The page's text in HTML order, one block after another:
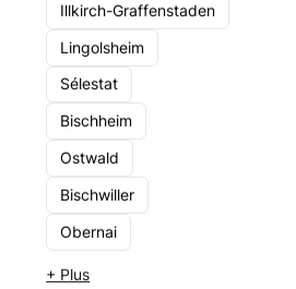
Illkirch-Graffenstaden
Lingolsheim
Sélestat
Bischheim
Ostwald
Bischwiller
Obernai
+ Plus
Gk Finance Et Patrimoine
33a Avenue De Colmar 68200 Mulhouse